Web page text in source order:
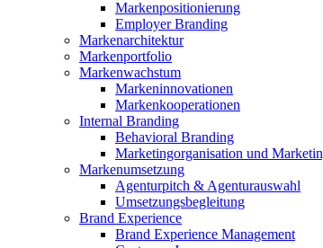
Markenpositionierung
Employer Branding
Markenarchitektur
Markenportfolio
Markenwachstum
Markeninnovationen
Markenkooperationen
Internal Branding
Behavioral Branding
Marketingorganisation und
Markenumsetzung
Agenturpitch & Agenturauswahl
Umsetzungsbegleitung
Brand Experience
Brand Experience Management